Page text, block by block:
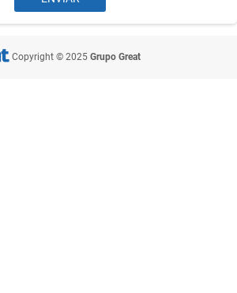
Copyright © 2025 Grupo Great